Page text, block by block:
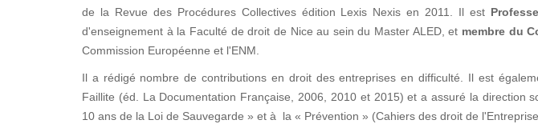
de la Revue des Procédures Collectives édition Lexis Nexis en 2011. Il est
d'enseignement à la Faculté de droit de Nice au sein du Master ALED, et membre du
Commission Européenne et l'ENM.
Il a rédigé nombre de contributions en droit des entreprises en difficulté. Il est
Faillite (éd. La Documentation Française, 2006, 2010 et 2015) et a assuré la direction
10 ans de la Loi de Sauvegarde » et à la « Prévention » (Cahiers des droit de